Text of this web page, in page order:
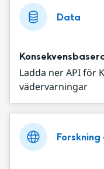
Data
Ladda ner API för
vädervarningar